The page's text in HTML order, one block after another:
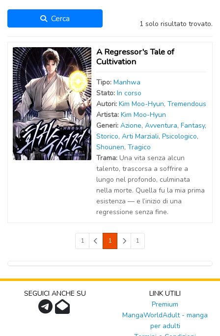
Cerca 1 solo risultato trovato.
A Regressor's Tale of
Cultivation
Tipo: Manhwa
Stato: In corso
Autori: Kim Moo-Hyun, Tremendous
Artista: Kim Moo-Hyun
Generi: Azione, Avventura, Fantasy,
Storico, Arti Marziali, Psicologico,
Shounen, Tragico
Trama: Una vita senza alcun
talento, trascorsa a soffrire a
lungo nel profondo, culminata
nella morte. Quella fu la mia prima
esistenza — e l’inizio di una
regressione senza fine.
1 1 1
SEGUICI ANCHE SU
LINK UTILI
Premium
MangaWorldAdult - manga
per adulti